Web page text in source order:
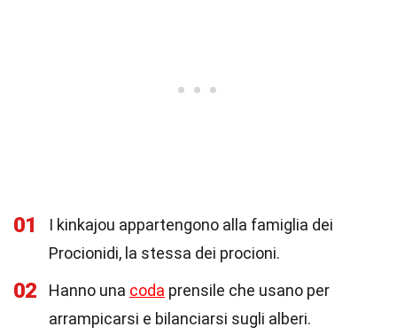
01
I kinkajou appartengono alla famiglia dei
Procionidi, la stessa dei procioni.
02 Hanno una coda prensile che usano per
arrampicarsi e bilanciarsi sugli alberi.